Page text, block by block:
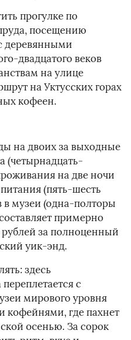
прогулке по
посещению
деревянными
двадцатого веков
на улице
на Уктусских горах
кофеен.
на двоих за выходные
(четырнадцать-
на две ночи
(пять-шесть
в музеи (одна-полторы
примерно
за полноценный
уик-энд.
здесь
с
мирового уровня
кофейнями, где пахнет
осенью. За сорок